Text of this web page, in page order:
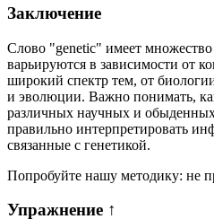
Заключение
Слово "genetic" имеет
варьируются в зависимости от
широкий спектр тем, от
и эволюции. Важно понимать,
различных научных и
правильно интерпретировать
связанные с генетикой.
Попробуйте нашу методику: не
Упражнение ↑